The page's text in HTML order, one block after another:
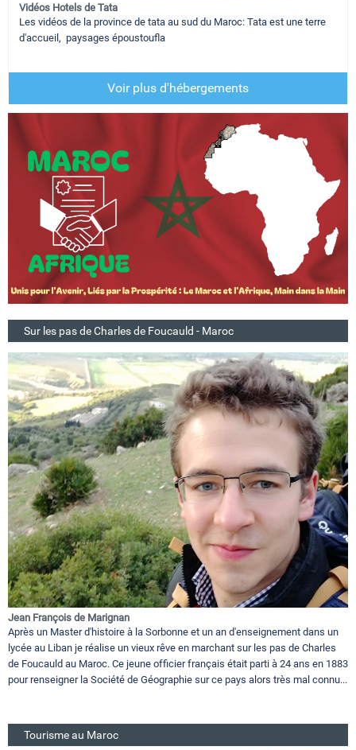
Vidéos Hotels de Tata
Les vidéos de la province de tata au sud du Maroc: Tata est une terre
d'accueil, paysages époustoufla
Voir plus d'hébergements
Sur les pas de Charles de Foucauld - Maroc
Jean François de Marignan
Après un Master d'histoire à la Sorbonne et un an d'enseignement dans un
lycée au Liban je réalise un vieux rêve en marchant sur les pas de Charles
de Foucauld au Maroc. Ce jeune officier français était parti à 24 ans en 1883
pour renseigner la Société de Géographie sur ce pays alors très mal connu...
Tourisme au Maroc